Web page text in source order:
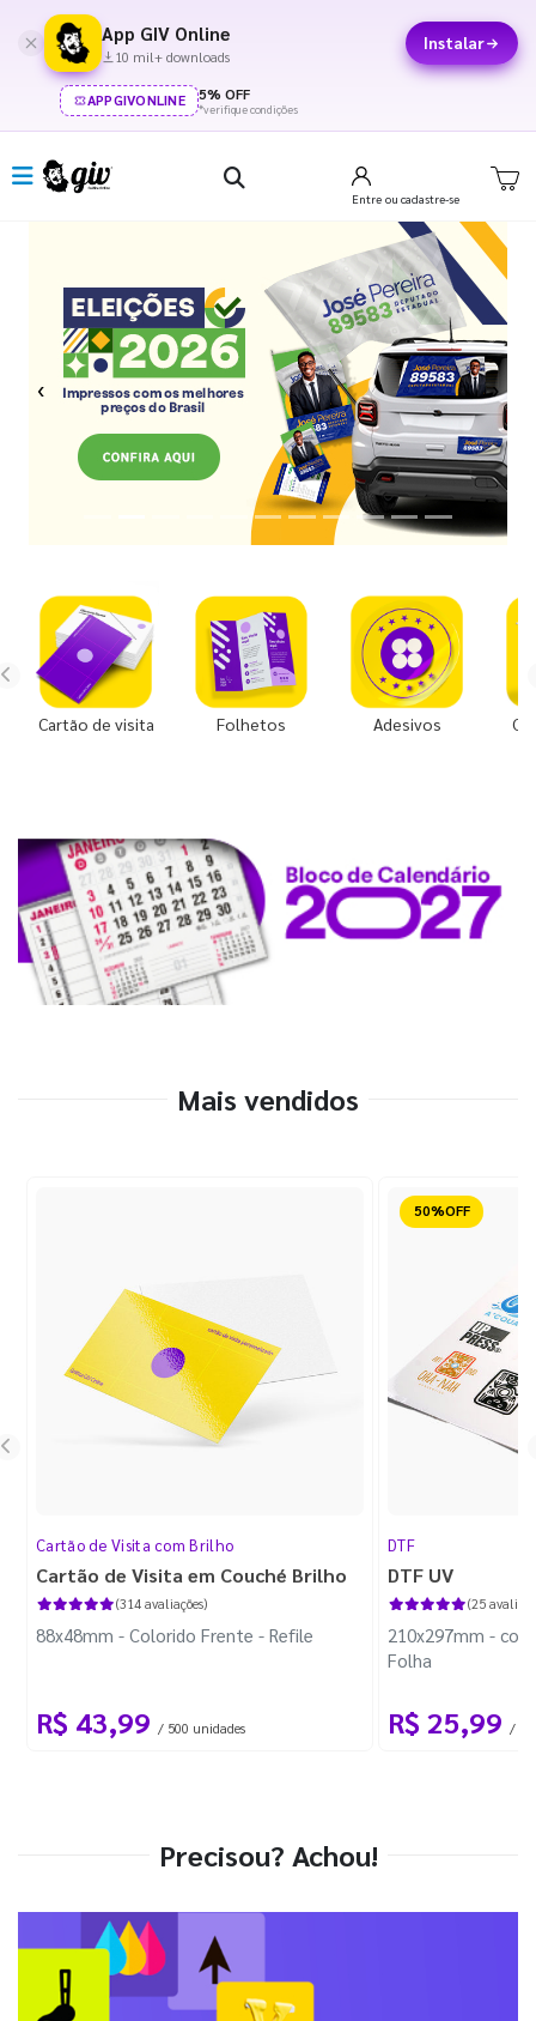
App GIV Online
10 mil+ downloads
Instalar
APPGIVONLINE 5% OFF
*verifique condições
Entre ou cadastre-se
Previous Next
Cartão de visita Folhetos Adesivos
Mais vendidos
Cartão de Visita com Brilho
Cartão de Visita em Couché Brilho
(314 avaliações)
88x48mm - Colorido Frente - Refile
R$ 43,99 / 500 unidades
Reduzido
DTF
DTF UV
(25
210x297mm -
Folha
R$ 25,99 / 1
Precisou? Achou!